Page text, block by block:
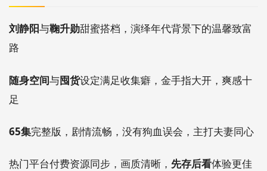
刘静阳与鞠升勋甜蜜搭档，演绎年代背景下的温馨致富
路
随身空间与囤货设定满足收集癖，金手指大开，爽感十
足
65集完整版，剧情流畅，没有狗血误会，主打夫妻同心
热门平台付费资源同步，画质清晰， 先存后看体验更佳